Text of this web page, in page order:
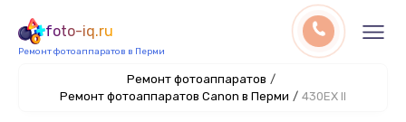
foto-iq.ru
Ремонт фотоаппаратов в Перми
Ремонт фотоаппаратов /
Ремонт фотоаппаратов Canon в Перми / 430EX II